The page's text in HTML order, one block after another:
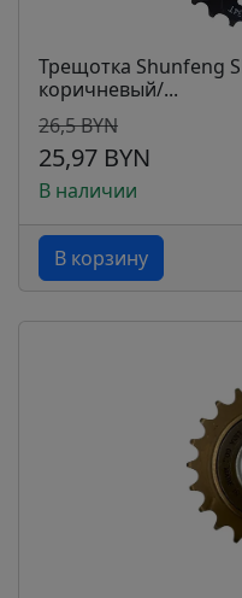
Трещотка Shunfeng
коричневый/...
26,5 BYN
25,97 BYN
В наличии
В корзину